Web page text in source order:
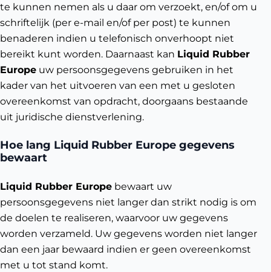
te kunnen nemen als u daar om verzoekt, en/of om u
schriftelijk (per e-mail en/of per post) te kunnen
benaderen indien u telefonisch onverhoopt niet
bereikt kunt worden. Daarnaast kan Liquid Rubber
Europe uw persoonsgegevens gebruiken in het
kader van het uitvoeren van een met u gesloten
overeenkomst van opdracht, doorgaans bestaande
uit juridische dienstverlening.
Hoe lang Liquid Rubber Europe gegevens
bewaart
Liquid Rubber Europe bewaart uw
persoonsgegevens niet langer dan strikt nodig is om
de doelen te realiseren, waarvoor uw gegevens
worden verzameld. Uw gegevens worden niet langer
dan een jaar bewaard indien er geen overeenkomst
met u tot stand komt.